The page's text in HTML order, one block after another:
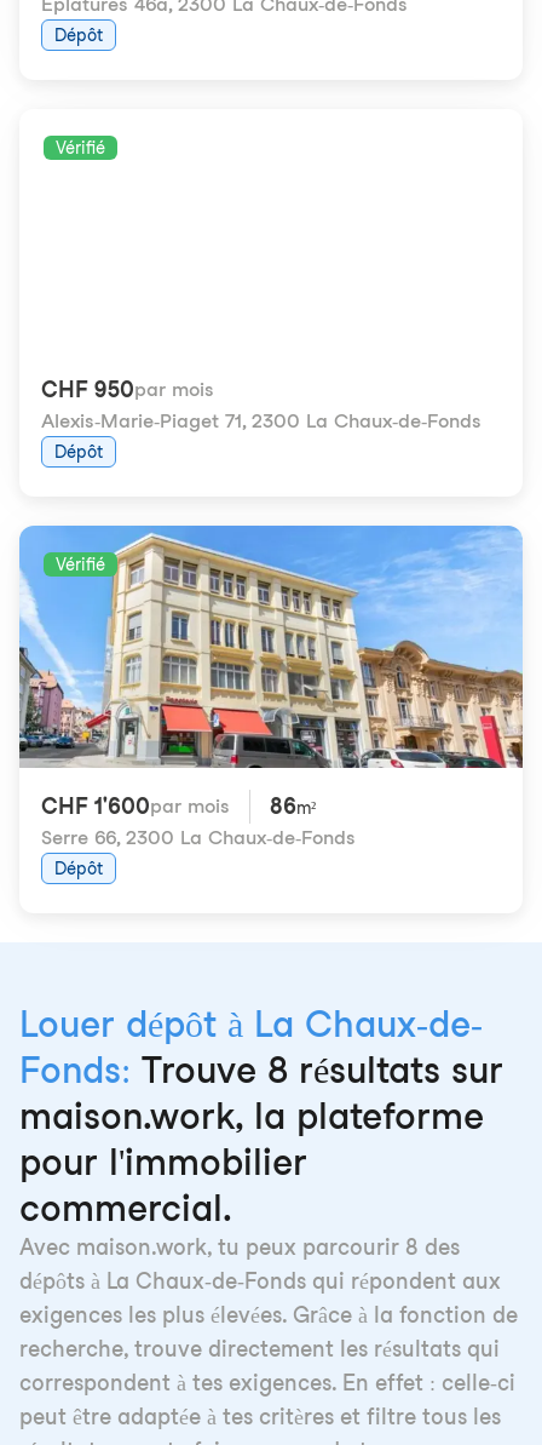
Dépôt
Vérifié
CHF 950par mois
Alexis-Marie-Piaget 71, 2300 La Chaux-de-Fonds
Dépôt
Vérifié
CHF 1'600par mois 86m²
Serre 66, 2300 La Chaux-de-Fonds
Dépôt
Louer dépôt à La Chaux-de-
Fonds: Trouve 8 résultats sur
maison.work, la plateforme
pour l'immobilier
commercial.
Avec maison.work, tu peux parcourir 8 des
dépôts à La Chaux-de-Fonds qui répondent aux
exigences les plus élevées. Grâce à la fonction de
recherche, trouve directement les résultats qui
correspondent à tes exigences. En effet : celle-ci
peut être adaptée à tes critères et filtre tous les